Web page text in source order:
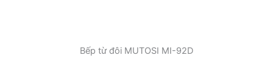
Bếp từ đôi MUTOSI MI-92D